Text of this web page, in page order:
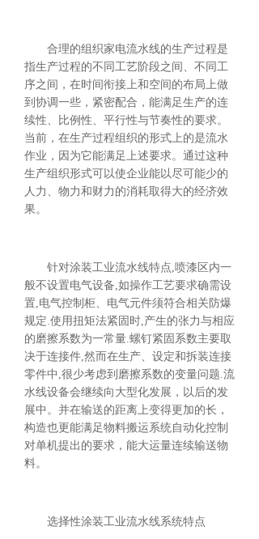
合理的组织家电流水线的生产过程是
指生产过程的不同工艺阶段之间、不同工
序之间，在时间衔接上和空间的布局上做
到协调一些，紧密配合，能满足生产的连
续性、比例性、平行性与节奏性的要求。
当前，在生产过程组织的形式上的是流水
作业，因为它能满足上述要求。通过这种
生产组织形式可以使企业能以尽可能少的
人力、物力和财力的消耗取得大的经济效
果。
针对涂装工业流水线特点,喷漆区内一
般不设置电气设备,如操作工艺要求确需设
置,电气控制柜、电气元件须符合相关防爆
规定.使用扭矩法紧固时,产生的张力与相应
的磨擦系数为一常量.螺钉紧固系数主要取
决于连接件,然而在生产、设定和拆装连接
零件中,很少考虑到磨擦系数的变量问题.流
水线设备会继续向大型化发展，以后的发
展中。并在输送的距离上变得更加的长，
构造也更能满足物料搬运系统自动化控制
对单机提出的要求，能大运量连续输送物
料。
选择性涂装工业流水线系统特点